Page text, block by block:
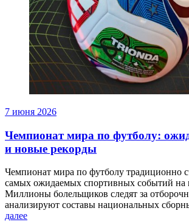
7 июня 2026
Чемпионат мира по футболу:
и новые рекорды
Чемпионат мира по футболу традиционно
самых ожидаемых спортивных событий на
Миллионы болельщиков следят за
анализируют составы национальных
далее